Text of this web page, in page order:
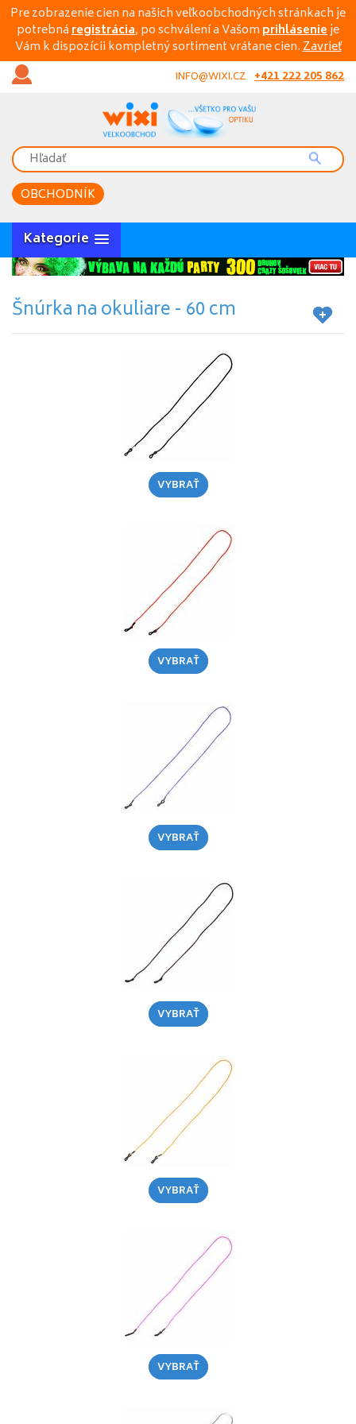
Pre zobrazenie cien na našich veľkoobchodných stránkach je
potrebnáregistrácia, po schválení a Vašom prihlásenieje
Vám k dispozícii kompletný sortiment vrátane cien.Zavrieť
INFO@WIXI.CZ +421 222 205 862
OBCHODNÍK
Kategorie
Šnúrka na okuliare - 60 cm
VYBRAŤ
VYBRAŤ
VYBRAŤ
VYBRAŤ
VYBRAŤ
VYBRAŤ